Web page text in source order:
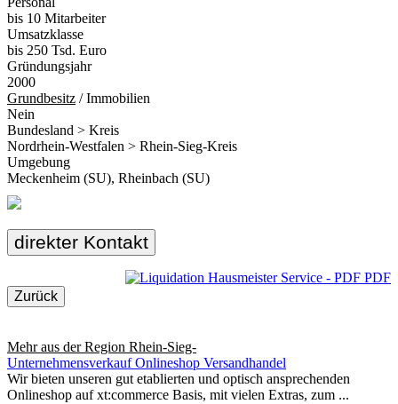
bis 10 Mitarbeiter
Umsatzklasse
bis 250 Tsd. Euro
Gründungsjahr
2000
Grundbesitz / Immobilien
Nein
Bundesland > Kreis
Nordrhein-Westfalen > Rhein-Sieg-Kreis
Umgebung
Meckenheim (SU), Rheinbach (SU)
direkter Kontakt
PDF
Zurück
Mehr aus der Region Rhein-Sieg-
Unternehmensverkauf Onlineshop Versandhandel
Wir bieten unseren gut etablierten und optisch ansprechenden
Onlineshop auf xt:commerce Basis, mit vielen Extras, zum ...